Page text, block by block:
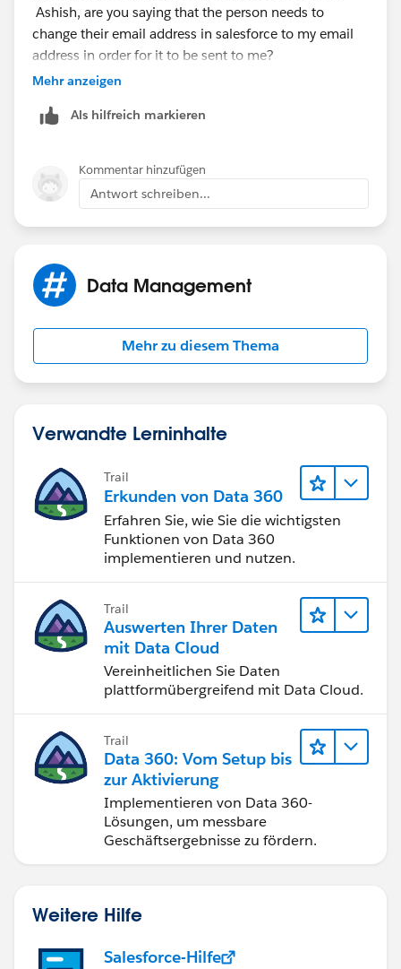
Ashish, are you saying that the person needs to
change their email address in salesforce to my email
address in order for it to be sent to me?
Mehr anzeigen
Als hilfreich markieren
Kommentar hinzufügen
Antwort schreiben...
Data Management
Mehr zu diesem Thema
Verwandte Lerninhalte
Trail
Erkunden von Data 360
Erfahren Sie, wie Sie die wichtigsten
Funktionen von Data 360
implementieren und nutzen.
Trail
Auswerten Ihrer Daten
mit Data Cloud
Vereinheitlichen Sie Daten
plattformübergreifend mit Data Cloud.
Trail
Data 360: Vom Setup bis
zur Aktivierung
Implementieren von Data 360-
Lösungen, um messbare
Geschäftsergebnisse zu fördern.
Weitere Hilfe
Salesforce-Hilfe